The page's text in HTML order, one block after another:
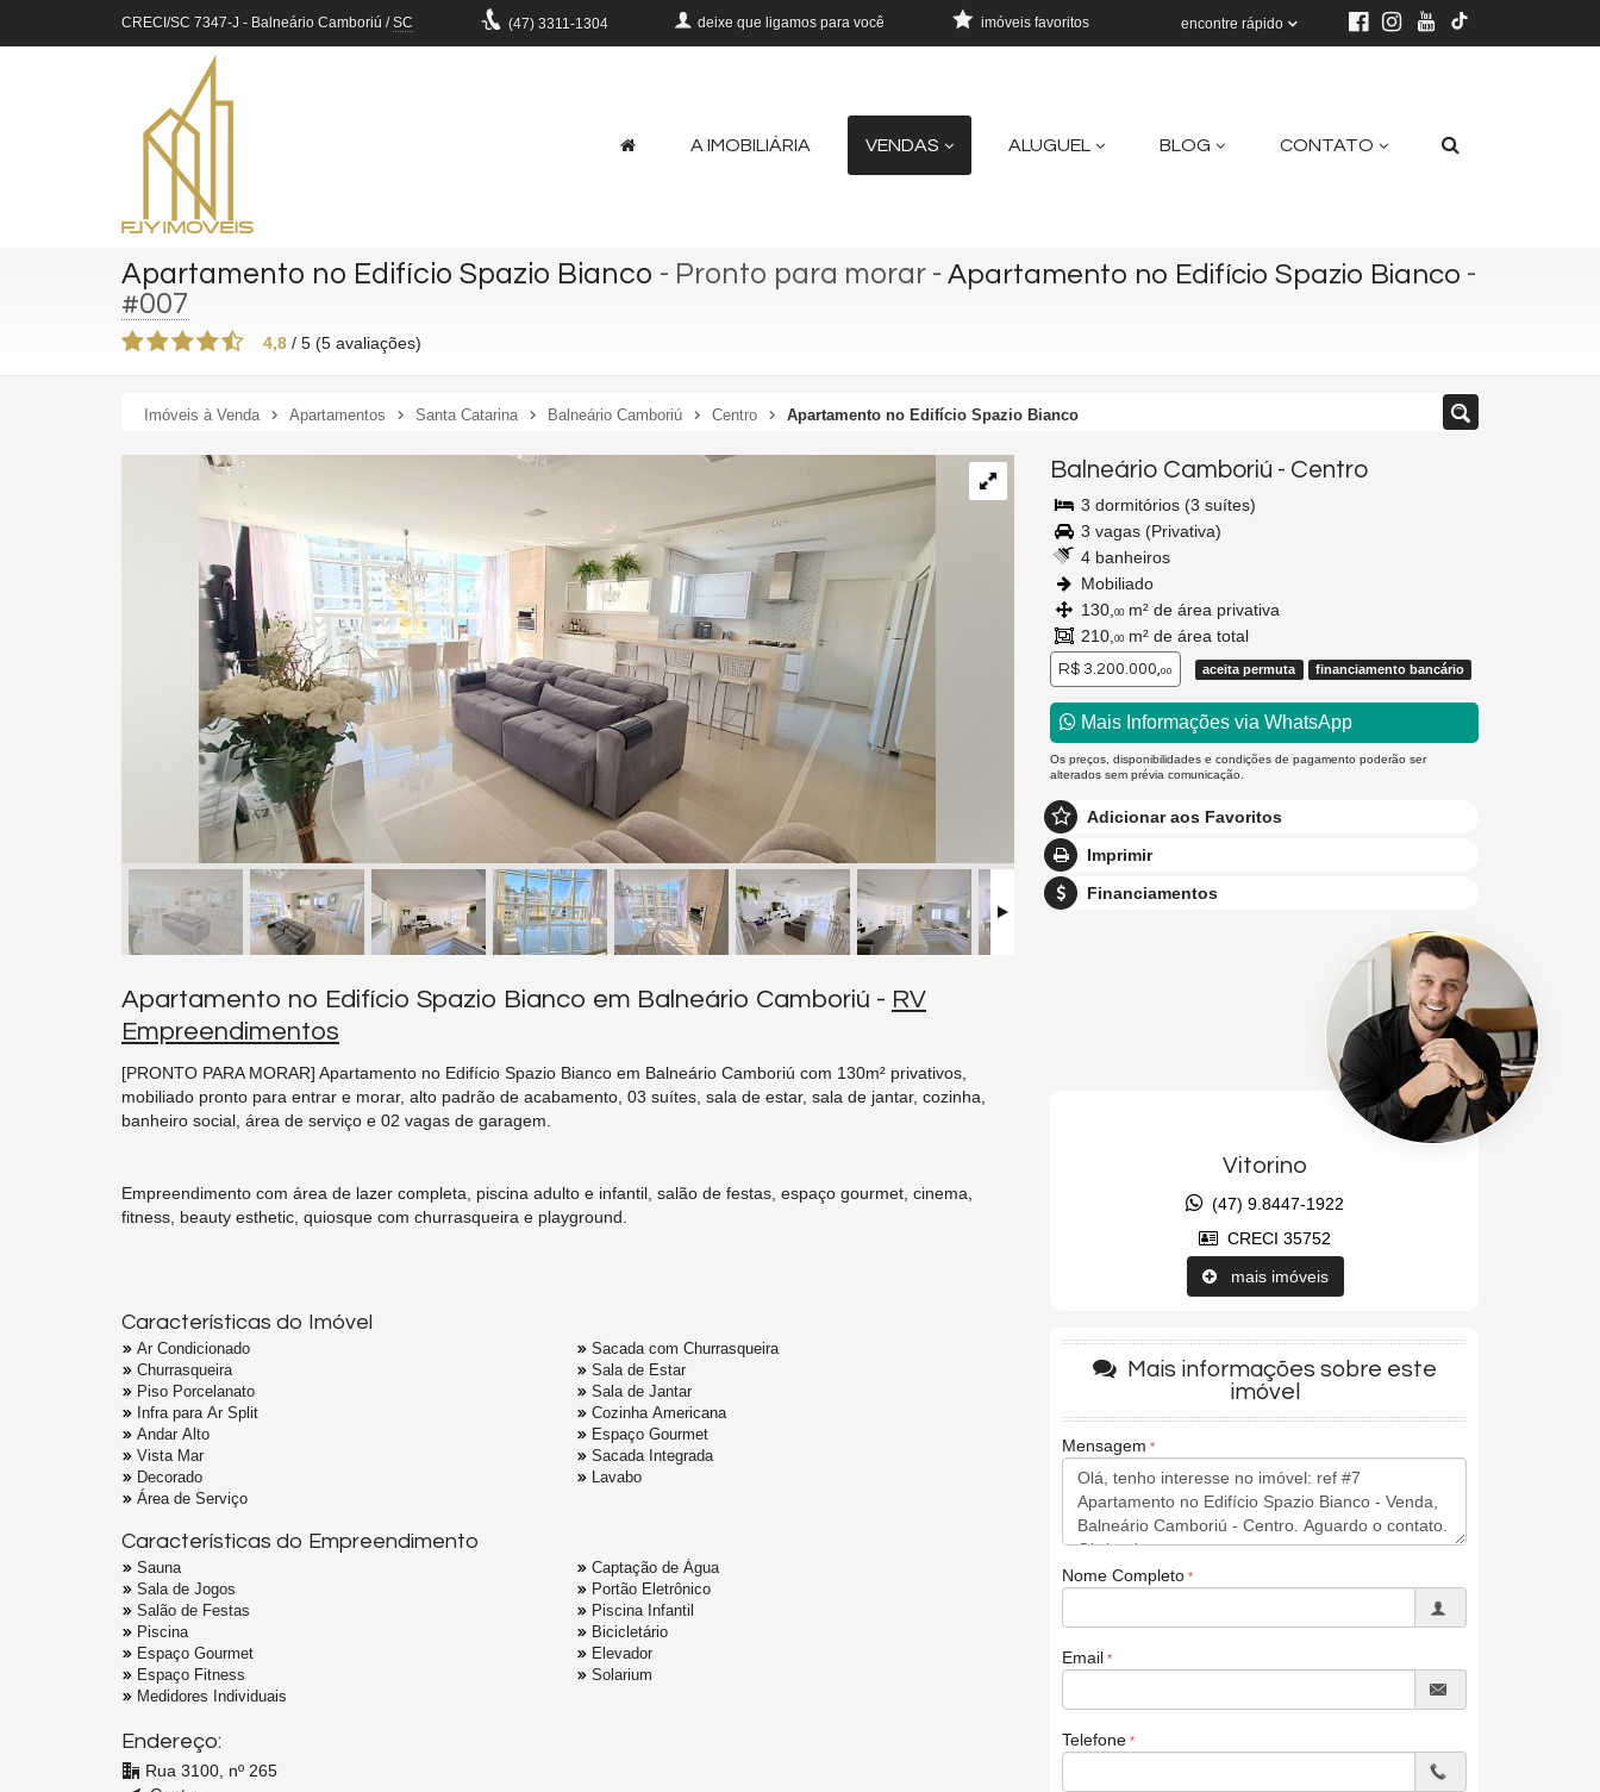
CRECI/SC 7347-J - Balneário Camboriú /SC (47) 3311-1304 deixe que ligamos para você encontre rápido
imóveis favoritos
A IMOBILIÁRIA VENDAS ALUGUEL BLOG CONTATO
Apartamento no Edifício Spazio Bianco - Pronto para morar - Apartamento no Edifício Spazio Bianco -
#007
4,8 / 5 (5 avaliações)
Imóveis à Venda Apartamentos Santa Catarina Balneário Camboriú Centro Apartamento no Edifício Spazio Bianco
Apartamento no Edifício Spazio Bianco em Balneário Camboriú - RV
Empreendimentos
[PRONTO PARA MORAR] Apartamento no Edifício Spazio Bianco em Balneário Camboriú com 130m² privativos,
mobiliado pronto para entrar e morar, alto padrão de acabamento, 03 suítes, sala de estar, sala de jantar, cozinha,
banheiro social, área de serviço e 02 vagas de garagem.
Empreendimento com área de lazer completa, piscina adulto e infantil, salão de festas, espaço gourmet, cinema,
fitness, beauty esthetic, quiosque com churrasqueira e playground.
Características do Imóvel
Ar Condicionado
Churrasqueira
Piso Porcelanato
Infra para Ar Split
Andar Alto
Vista Mar
Decorado
Área de Serviço
Sacada com Churrasqueira
Sala de Estar
Sala de Jantar
Cozinha Americana
Espaço Gourmet
Sacada Integrada
Lavabo
Características do Empreendimento
Sauna
Sala de Jogos
Salão de Festas
Piscina
Espaço Gourmet
Espaço Fitness
Medidores Individuais
Captação de Água
Portão Eletrônico
Piscina Infantil
Bicicletário
Elevador
Solarium
Endereço:
Rua 3100, nº 265
Balneário Camboriú - Centro
3 dormitórios (3 suítes)
3 vagas (Privativa)
4 banheiros
Mobiliado
130, 00 m² de área privativa
210, 00 m² de área total
R$ 3.200.000,00 aceita permuta financiamento bancário
Mais Informações via WhatsApp
Os preços, disponibilidades e condições de pagamento poderão ser
alterados sem prévia comunicação.
Adicionar aos Favoritos
Imprimir
Financiamentos
Vitorino
(47) 9.8447-1922
CRECI 35752
mais imóveis
Mais informações sobre este
imóvel
Mensagem
Nome Completo
Email
Telefone